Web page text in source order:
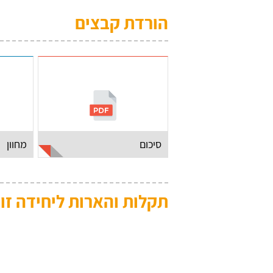
הורדת קבצים
סיכום מחוון
תקלות והארות ליחידה